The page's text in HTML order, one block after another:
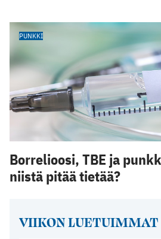
VIIKON LUETUIMMAT
PUNKKI
Borrelioosi, TBE ja
niistä pitää tietää?